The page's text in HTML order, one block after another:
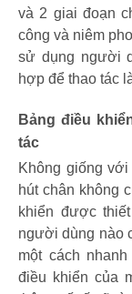
và 2 giai đoạn
công và niêm
sử dụng người
hợp để thao tác
Bảng điều
tác
Không giống
hút chân không
khiển được
người dùng nào
một cách
điều khiển của